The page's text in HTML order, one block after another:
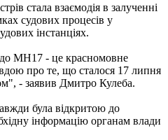
стала взаємодія в залученні
судових процесів у
інстанціях.
МН17 - це красномовне
про те, що сталося 17 липня
- заявив Дмитро Кулеба.
була відкритою до
інформацію органам влади